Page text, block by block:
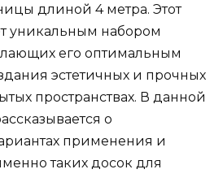
длиной 4 метра. Этот
уникальным набором
его оптимальным
эстетичных и прочных
пространствах. В данной
о
применения и
таких досок для